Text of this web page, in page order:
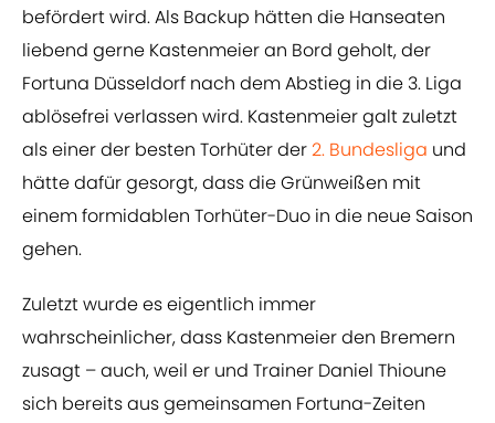
befördert wird. Als Backup hätten die Hanseaten
liebend gerne Kastenmeier an Bord geholt, der
Fortuna Düsseldorf nach dem Abstieg in die 3. Liga
ablösefrei verlassen wird. Kastenmeier galt zuletzt
als einer der besten Torhüter der2. Bundesliga und
hätte dafür gesorgt, dass die Grünweißen mit
einem formidablen Torhüter-Duo in die neue Saison
gehen.
Zuletzt wurde es eigentlich immer
wahrscheinlicher, dass Kastenmeier den Bremern
zusagt – auch, weil er und Trainer Daniel Thioune
sich bereits aus gemeinsamen Fortuna-Zeiten